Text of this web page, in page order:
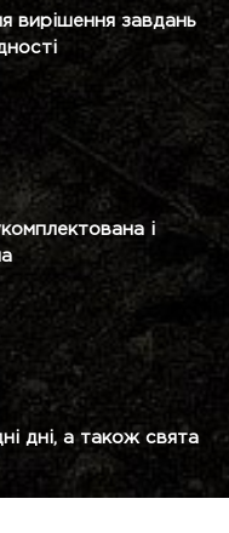
вирішення завдань
і
дні, а також свята